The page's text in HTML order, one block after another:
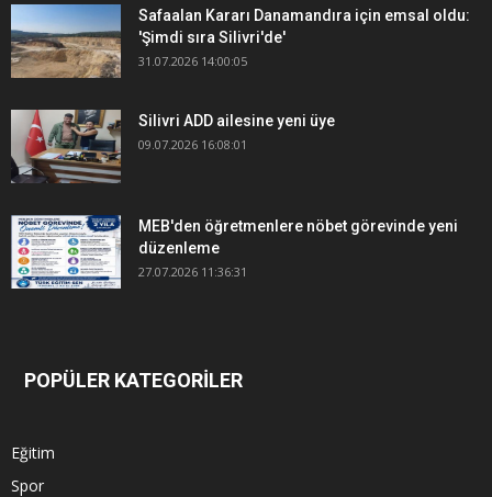
Safaalan Kararı Danamandıra için emsal oldu:
'Şimdi sıra Silivri'de'
31.07.2026 14:00:05
Silivri ADD ailesine yeni üye
09.07.2026 16:08:01
MEB'den öğretmenlere nöbet görevinde yeni
düzenleme
27.07.2026 11:36:31
POPÜLER KATEGORİLER
Eğitim
Spor